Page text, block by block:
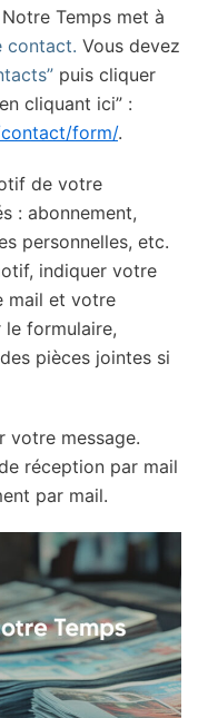
Temps met à
contact. Vous devez
puis cliquer
cliquant ici” :
form/.
de votre
: abonnement,
personnelles, etc.
indiquer votre
mail et votre
le formulaire,
pièces jointes si
votre message.
réception par mail
par mail.